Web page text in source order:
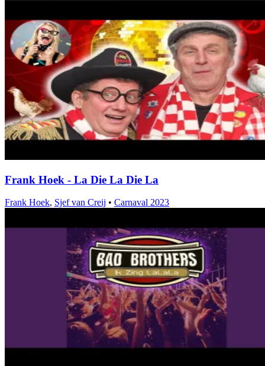
Frank Hoek - La Die La Die La
Frank Hoek, Sjef van Creij • Carnaval 2023